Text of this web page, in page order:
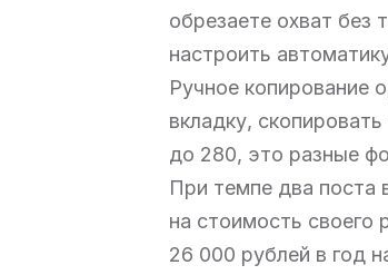
обрезаете охват без
настроить
Ручное копирование
вкладку,
до 280, это разные
При темпе два поста
на стоимость
26 000 рублей в год